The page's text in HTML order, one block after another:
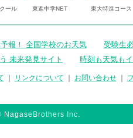
ール 東進中学NET 東大特進コース
報！ 全国学校のお天気
受験生
未来発見サイト 時刻も天気も
リンクについて お問い合わせ｜
NagaseBrothers Inc.